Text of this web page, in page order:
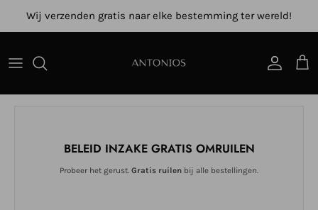
Wij verzenden gratis naar elke bestemming ter wereld!
Account
BELEID INZAKE GRATIS OMRUILEN
Probeer het gerust. Gratis ruilen bij alle bestellingen.